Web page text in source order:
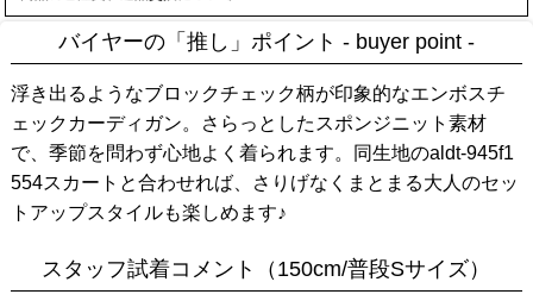
バイヤーの「推し」ポイント - buyer point -
浮き出るようなブロックチェック柄が印象的なエンボスチ
ェックカーディガン。さらっとしたスポンジニット素材
で、季節を問わず心地よく着られます。同生地のaldt-945f1
554スカートと合わせれば、さりげなくまとまる大人のセッ
トアップスタイルも楽しめます♪
スタッフ試着コメント（150cm/普段Sサイズ）